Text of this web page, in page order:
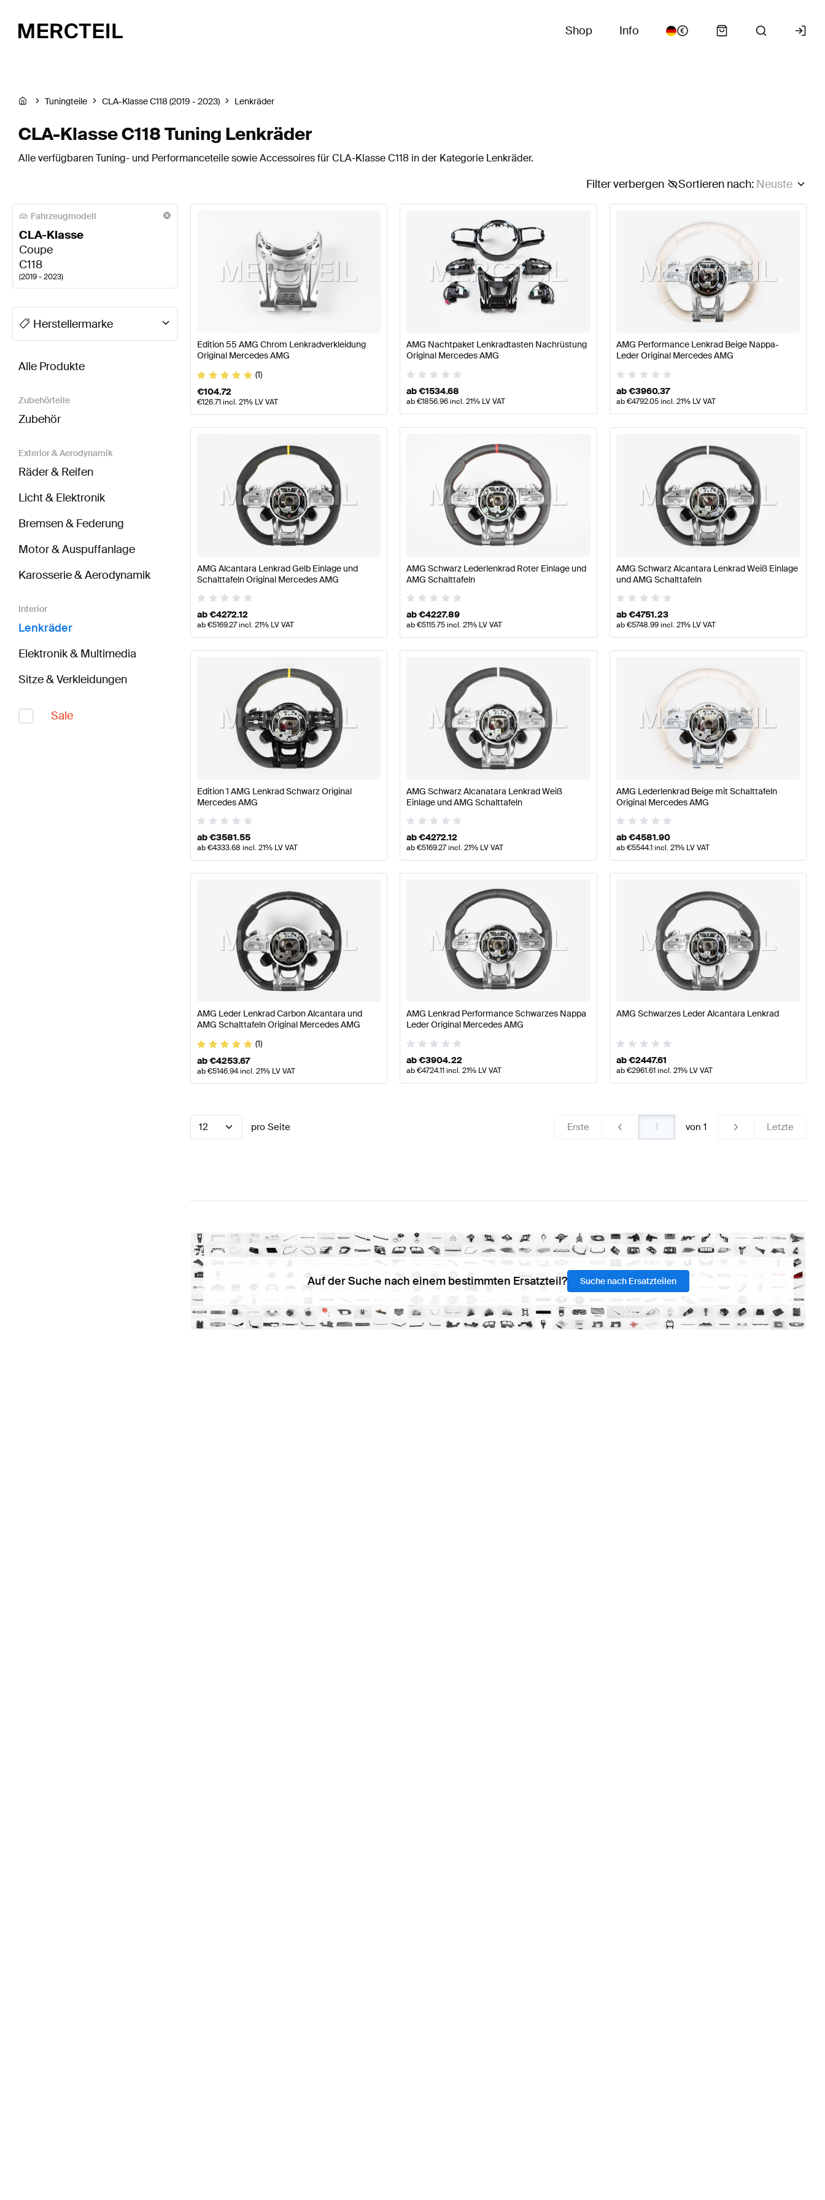
Shop Info
Tuningteile CLA-Klasse C118 (2019 - 2023) Lenkräder
CLA-Klasse C118 Tuning Lenkräder
Alle verfügbaren Tuning- und Performanceteile sowie Accessoires für CLA-Klasse C118 in der Kategorie Lenkräder.
Sortieren nach: Neuste
Filter verbergen
Fahrzeugmodell
CLA-Klasse
Coupe
C118
(2019 - 2023)
A-Klasse Tuning LenkräderA-Klasse W177 Modellpflege Tuning Lenkräder A-Klasse W177 Tuning LenkräderA-Klasse W176 Modellpflege Tuning Lenkräder
Herstellermarke
BRABUS CLA-Klasse C118 LenkräderAMG CLA-Klasse C118 Lenkräder
Mercedes-Benz CLA-Klasse C118 Lenkräder
Alle Produkte
Zubehörteile
Zubehör
Exterior & Aerodynamik
Räder & Reifen
Licht & Elektronik
Bremsen & Federung
Motor & Auspuffanlage
Karosserie & Aerodynamik
Interior
Lenkräder
Elektronik & Multimedia
Sitze & Verkleidungen
Sale
Edition 55 AMG Chrom Lenkradverkleidung
Original Mercedes AMG
(1)
€104.72
€126.71incl. 21% LV VAT
AMG Nachtpaket Lenkradtasten Nachrüstung
Original Mercedes AMG
ab€1534.68
ab€1856.96incl. 21% LV VAT
AMG Performance Lenkrad Beige Nappa-
Leder Original Mercedes AMG
ab€3960.37
ab€4792.05incl. 21% LV VAT
AMG Alcantara Lenkrad Gelb Einlage und
Schalttafeln Original Mercedes AMG
ab€4272.12
ab€5169.27incl. 21% LV VAT
AMG Schwarz Lederlenkrad Roter Einlage und
AMG Schalttafeln
ab€4227.89
ab€5115.75incl. 21% LV VAT
AMG Schwarz Alcantara Lenkrad Weiß Einlage
und AMG Schalttafeln
ab€4751.23
ab€5748.99incl. 21% LV VAT
Edition 1 AMG Lenkrad Schwarz Original
Mercedes AMG
ab€3581.55
ab€4333.68 incl. 21% LV VAT
AMG Schwarz Alcanatara Lenkrad Weiß
Einlage und AMG Schalttafeln
ab€4272.12
ab€5169.27incl. 21% LV VAT
AMG Lederlenkrad Beige mit Schalttafeln
Original Mercedes AMG
ab€4581.90
ab€5544.1incl. 21% LV VAT
AMG Leder Lenkrad Carbon Alcantara und
AMG Schalttafeln Original Mercedes AMG
(1)
ab€4253.67
ab€5146.94incl. 21% LV VAT
AMG Lenkrad Performance Schwarzes Nappa
Leder Original Mercedes AMG
ab€3904.22
ab€4724.11incl. 21% LV VAT
AMG Schwarzes Leder Alcantara Lenkrad
ab€2447.61
ab€2961.61incl. 21% LV VAT
12 pro Seite Erste von 1 Letzte
Auf der Suche nach einem bestimmten Ersatzteil? Suche nach Ersatzteilen